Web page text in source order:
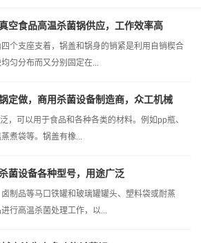
空食品高温杀菌锅供应，工作效率高
个支座支着，锅盖和锅身的销紧是利用自销楔合
匀分布而又分别固定在...
定做，商用杀菌设备制造商，众工机械
煮袋等。锅盖有橡...
菌设备各种型号，用途广泛
制品等马口铁罐和玻璃罐罐头、塑料袋或耐蒸
行高温杀菌处理工作，以...